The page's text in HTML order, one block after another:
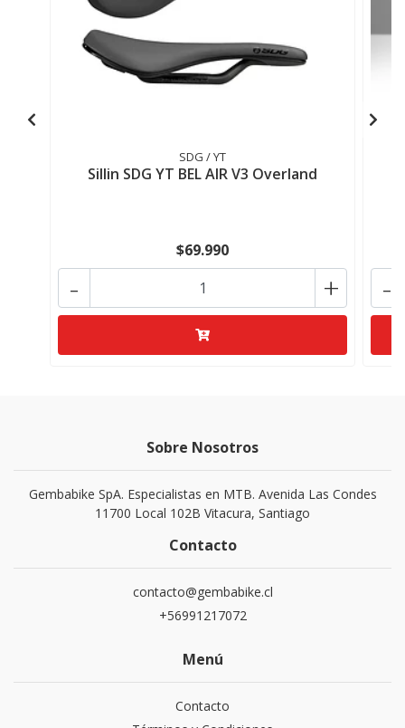
SDG / YT
Sillin SDG YT BEL AIR V3 Overland
$69.990
+
- -
Sobre Nosotros
Gembabike SpA. Especialistas en MTB. Avenida Las Condes
11700 Local 102B Vitacura, Santiago
Contacto
contacto@gembabike.cl
+56991217072
Menú
Contacto